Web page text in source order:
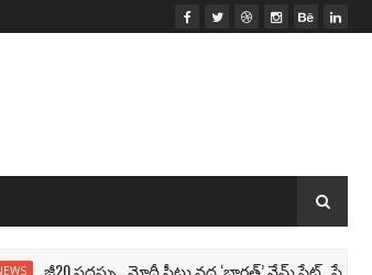
జీ20 సదస్సు.. మోదీ సీటు వద్ద ‘భారత్’ నేమ్ ప్లేట్‌.. పేరు మార్పు